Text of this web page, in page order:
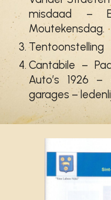
misdaad –
Moutekensdag.
Tentoonstelling
Cantabile –
Auto’s 1926
garages –